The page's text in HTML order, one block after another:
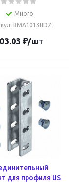
Много
: BMA1013HDZ
₽/шт
для профиля US